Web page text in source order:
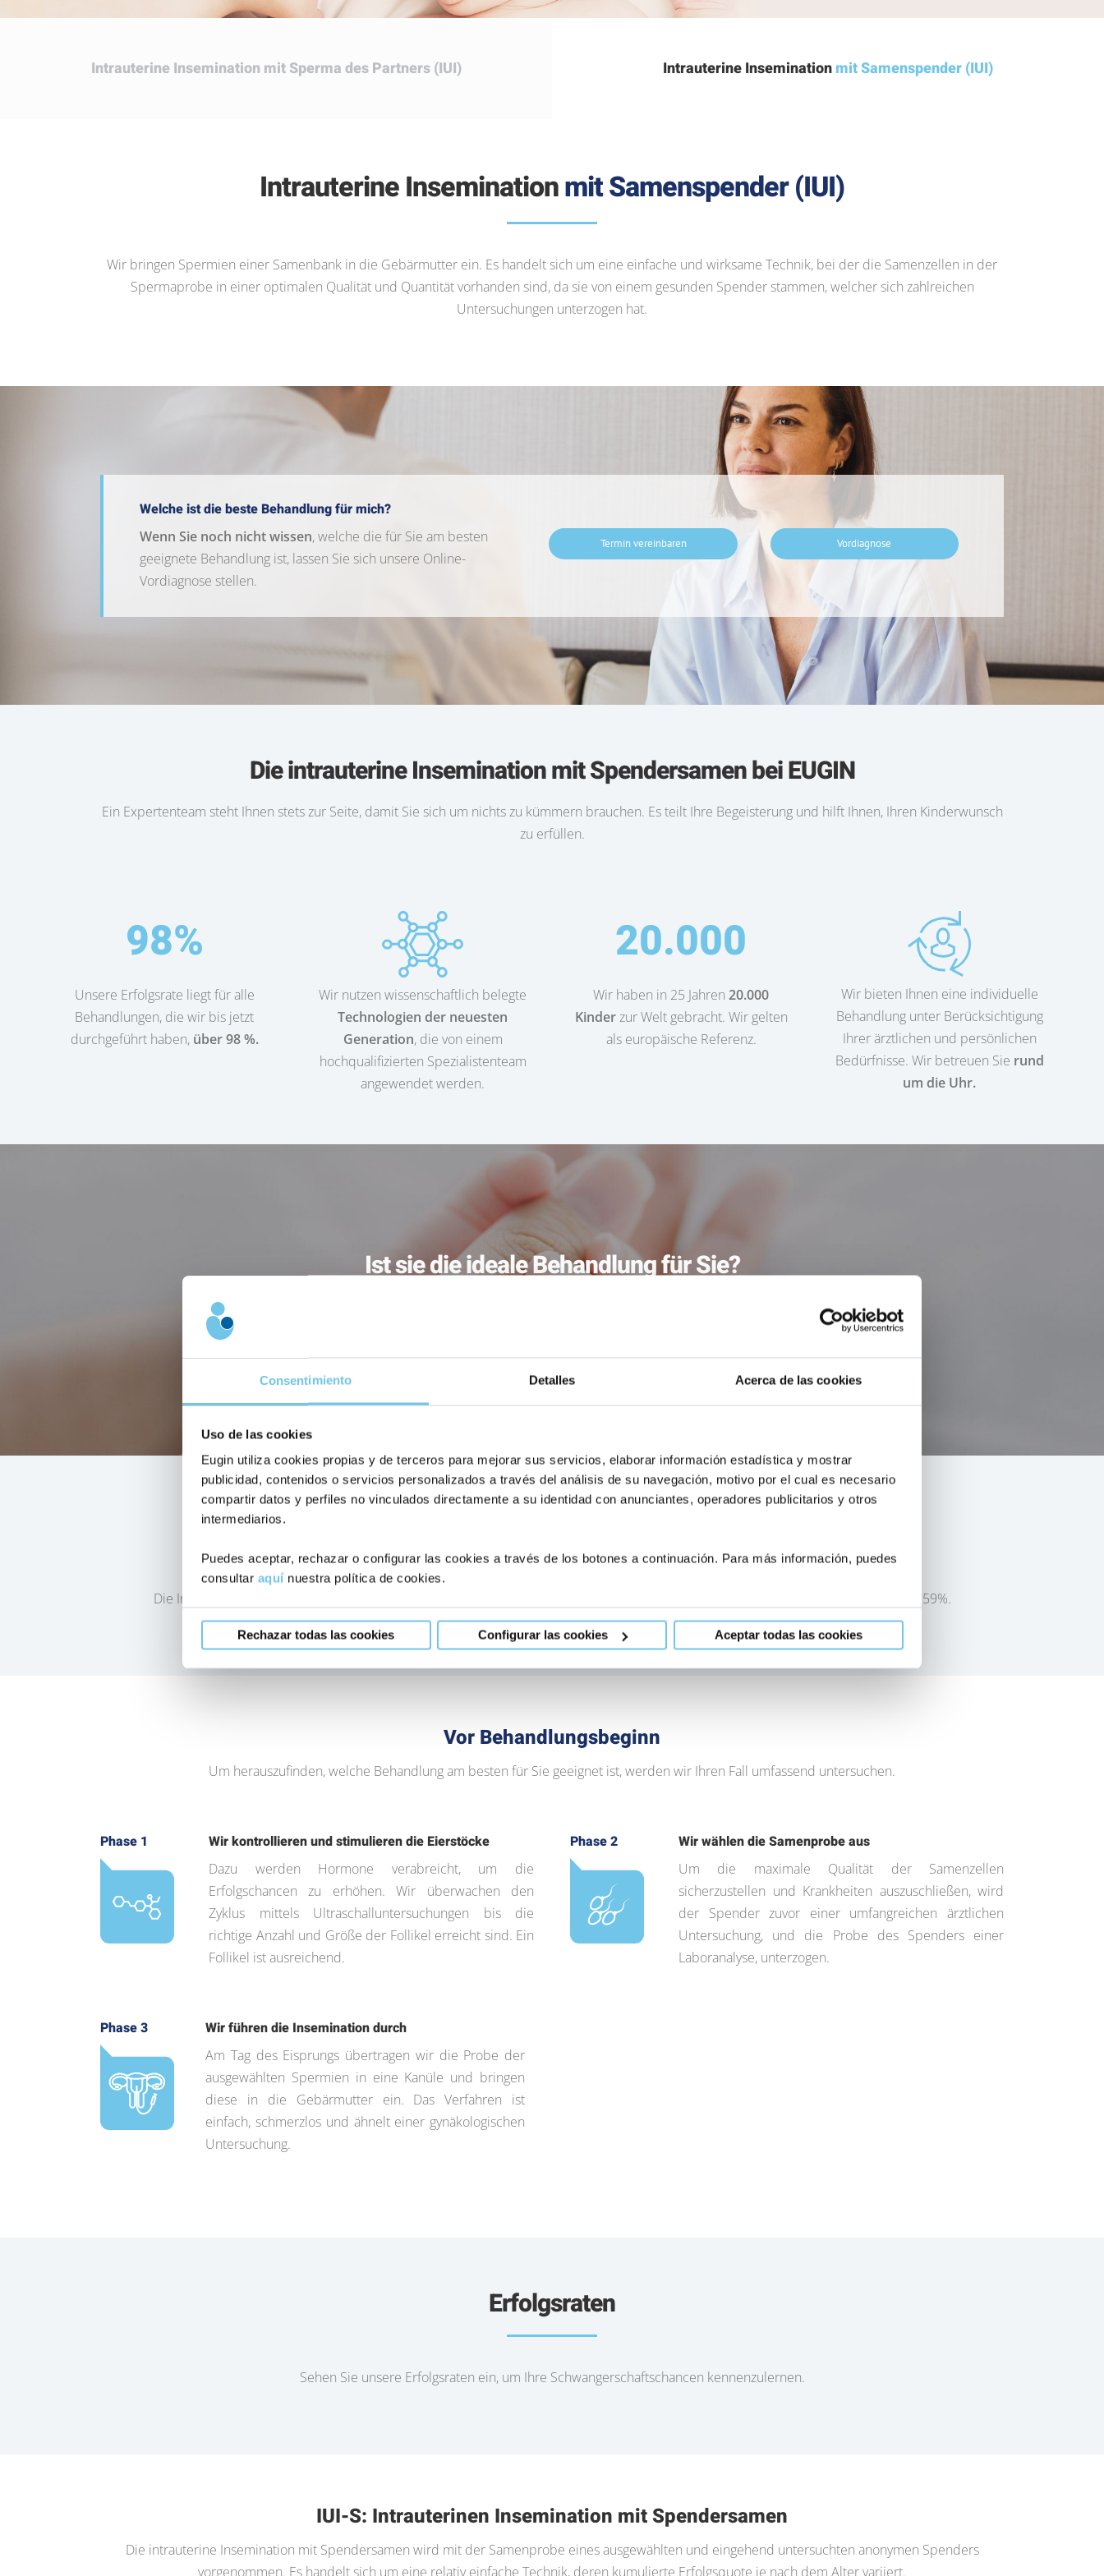
Consentimiento Detalles Acerca de las cookies
Uso de las cookies
Eugin utiliza cookies propias y de terceros para mejorar sus servicios, elaborar información estadística y mostrar
publicidad, contenidos o servicios personalizados a través del análisis de su navegación, motivo por el cual es necesario
compartir datos y perfiles no vinculados directamente a su identidad con anunciantes, operadores publicitarios y otros
intermediarios.
Puedes aceptar, rechazar o configurar las cookies a través de los botones a continuación. Para más información, puedes
consultar aquínuestra política de cookies.
Rechazar todas las cookies Configurar las cookies Aceptar todas las cookies
Intrauterine Insemination mit Sperma des Partners (IUI) Intrauterine Inseminationmit Samenspender (IUI)
Intrauterine Inseminationmit Samenspender (IUI)
Wir bringen Spermien einer Samenbank in die Gebärmutter ein. Es handelt sich um eine einfache und wirksame Technik, bei der die Samenzellen in der
Spermaprobe in einer optimalen Qualität und Quantität vorhanden sind, da sie von einem gesunden Spender stammen, welcher sich zahlreichen
Untersuchungen unterzogen hat.
Welche ist die beste Behandlung für mich?
Wenn Sie noch nicht wissen, welche die für Sie am besten
geeignete Behandlung ist, lassen Sie sich unsere Online-
Vordiagnose stellen.
Termin vereinbaren Vordiagnose
Die intrauterine Insemination mit Spendersamen bei EUGIN
Ein Expertenteam steht Ihnen stets zur Seite, damit Sie sich um nichts zu kümmern brauchen. Es teilt Ihre Begeisterung und hilft Ihnen, Ihren Kinderwunsch
zu erfüllen.
98%
Unsere Erfolgsrate liegt für alle
Behandlungen, die wir bis jetzt
durchgeführt haben, über 98 %.
Wir nutzen wissenschaftlich belegte
Technologien der neuesten
Generation, die von einem
hochqualifizierten Spezialistenteam
angewendet werden.
20.000
Wir haben in 25 Jahren20.000
Kinderzur Welt gebracht. Wir gelten
als europäische Referenz.
Wir bieten Ihnen eine individuelle
Behandlung unter Berücksichtigung
Ihrer ärztlichen und persönlichen
Bedürfnisse. Wir betreuen Sie rund
um die Uhr.
Ist sie die ideale Behandlung für Sie?
Sie wird eingesetzt, wenn der Mann an Erbkrankheiten leidet, zur Produktion von Samenzellen unfähig ist
Die Insemination erfolgt mit dem Samen eines anonymen Spenders. Hierbei liegt die Wahrscheinlichkeit einer Schwangerschaft bei 59%.
Vor Behandlungsbeginn
Um herauszufinden, welche Behandlung am besten für Sie geeignet ist, werden wir Ihren Fall umfassend untersuchen.
Phase 1 Wir kontrollieren und stimulieren die Eierstöcke
Dazu werden Hormone verabreicht, um die
Erfolgschancen zu erhöhen. Wir überwachen den
Zyklus mittels Ultraschalluntersuchungen bis die
richtige Anzahl und Größe der Follikel erreicht sind. Ein
Follikel ist ausreichend.
Phase 2 Wir wählen die Samenprobe aus
Um die maximale Qualität der Samenzellen
sicherzustellen und Krankheiten auszuschließen, wird
der Spender zuvor einer umfangreichen ärztlichen
Untersuchung, und die Probe des Spenders einer
Laboranalyse, unterzogen.
Phase 3 Wir führen die Insemination durch
Am Tag des Eisprungs übertragen wir die Probe der
ausgewählten Spermien in eine Kanüle und bringen
diese in die Gebärmutter ein. Das Verfahren ist
einfach, schmerzlos und ähnelt einer gynäkologischen
Untersuchung.
Erfolgsraten
Sehen Sie unsere Erfolgsraten ein, um Ihre Schwangerschaftschancen kennenzulernen.
IUI-S: Intrauterinen Insemination mit Spendersamen
Die intrauterine Insemination mit Spendersamen wird mit der Samenprobe eines ausgewählten und eingehend untersuchten anonymen Spenders
vorgenommen. Es handelt sich um eine relativ einfache Technik, deren kumulierte Erfolgsquote je nach dem Alter variiert.